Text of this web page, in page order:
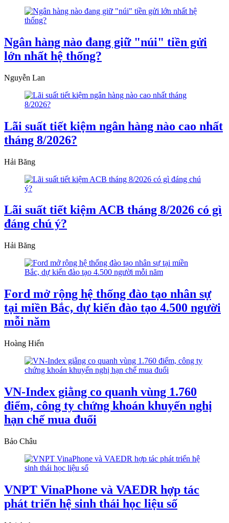
Ngân hàng nào đang giữ "núi" tiền gửi
lớn nhất hệ thống?
Nguyễn Lan
Lãi suất tiết kiệm ngân hàng nào cao nhất
tháng 8/2026?
Hải Băng
Lãi suất tiết kiệm ACB tháng 8/2026 có gì
đáng chú ý?
Hải Băng
Ford mở rộng hệ thống đào tạo nhân sự
tại miền Bắc, dự kiến đào tạo 4.500 người
mỗi năm
Hoàng Hiển
VN-Index giằng co quanh vùng 1.760
điểm, công ty chứng khoán khuyến nghị
hạn chế mua đuổi
Bảo Châu
VNPT VinaPhone và VAEDR hợp tác
phát triển hệ sinh thái học liệu số